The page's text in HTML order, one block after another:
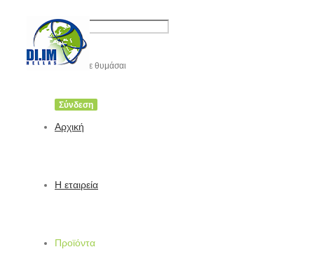
Να με θυμάσαι
Αρχική
Η εταιρεία
Προϊόντα